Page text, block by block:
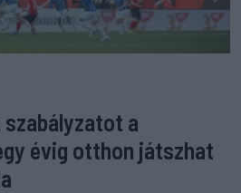
a
évig otthon játszhat